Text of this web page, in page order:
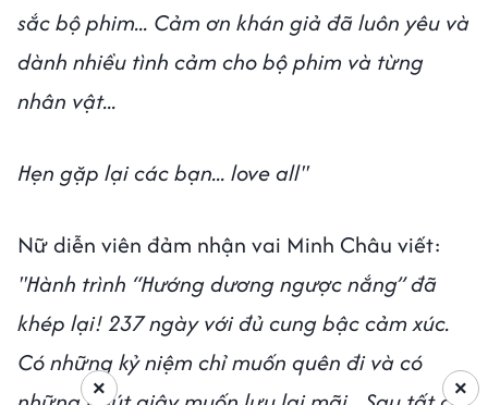
sắc bộ phim... Cảm ơn khán giả đã luôn yêu và
dành nhiều tình cảm cho bộ phim và từng
nhân vật...
Hẹn gặp lại các bạn... love all''
Nữ diễn viên đảm nhận vai Minh Châu viết:
''Hành trình “Hướng dương ngược nắng” đã
khép lại! 237 ngày với đủ cung bậc cảm xúc.
Có những kỷ niệm chỉ muốn quên đi và có
×
×